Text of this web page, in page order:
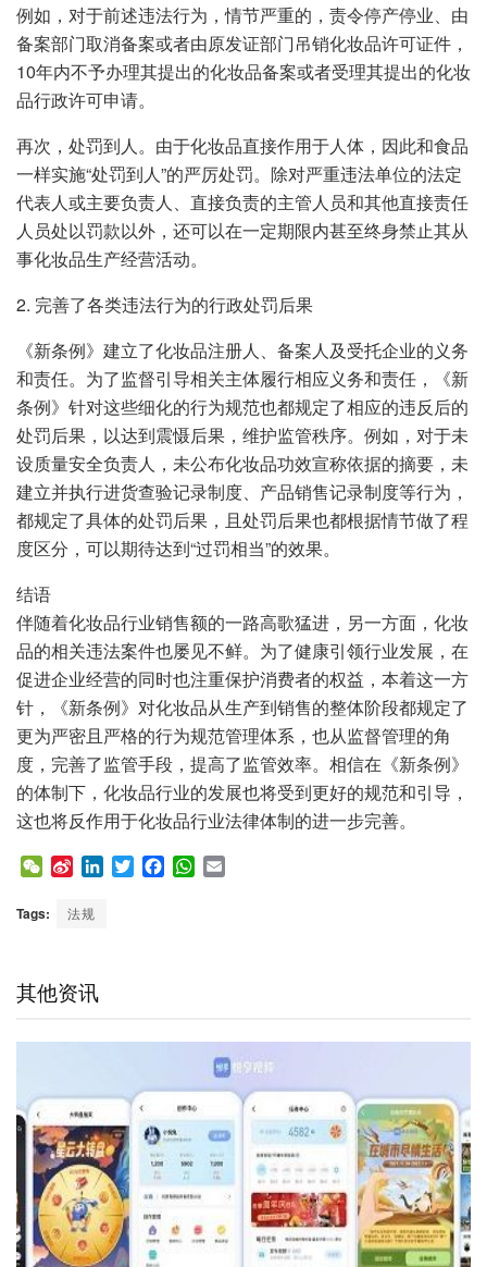
例如，对于前述违法行为，情节严重的，责令停产停业、由
备案部门取消备案或者由原发证部门吊销化妆品许可证件，
10年内不予办理其提出的化妆品备案或者受理其提出的化妆
品行政许可申请。
再次，处罚到人。由于化妆品直接作用于人体，因此和食品
一样实施“处罚到人”的严厉处罚。除对严重违法单位的法定
代表人或主要负责人、直接负责的主管人员和其他直接责任
人员处以罚款以外，还可以在一定期限内甚至终身禁止其从
事化妆品生产经营活动。
2. 完善了各类违法行为的行政处罚后果
《新条例》建立了化妆品注册人、备案人及受托企业的义务
和责任。为了监督引导相关主体履行相应义务和责任，《新
条例》针对这些细化的行为规范也都规定了相应的违反后的
处罚后果，以达到震慑后果，维护监管秩序。例如，对于未
设质量安全负责人，未公布化妆品功效宣称依据的摘要，未
建立并执行进货查验记录制度、产品销售记录制度等行为，
都规定了具体的处罚后果，且处罚后果也都根据情节做了程
度区分，可以期待达到“过罚相当”的效果。
结语
伴随着化妆品行业销售额的一路高歌猛进，另一方面，化妆
品的相关违法案件也屡见不鲜。为了健康引领行业发展，在
促进企业经营的同时也注重保护消费者的权益，本着这一方
针，《新条例》对化妆品从生产到销售的整体阶段都规定了
更为严密且严格的行为规范管理体系，也从监督管理的角
度，完善了监管手段，提高了监管效率。相信在《新条例》
的体制下，化妆品行业的发展也将受到更好的规范和引导，
这也将反作用于化妆品行业法律体制的进一步完善。
W
C
S
n
i
o
L
T
F
W
Tags: 法规
其他资讯